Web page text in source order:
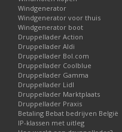
Windgenerator
Windgenerator voor thuis
Windgenerator boot
Druppellader Action
Druppellader Aldi
Druppellader Bol.com
Druppellader Coolblue
Druppellader Gamma
Druppellader Lidl
Druppellader Marktplaats
Druppellader Praxis
Betaling Bebat bedrijven België
IP-klassen met uitleg